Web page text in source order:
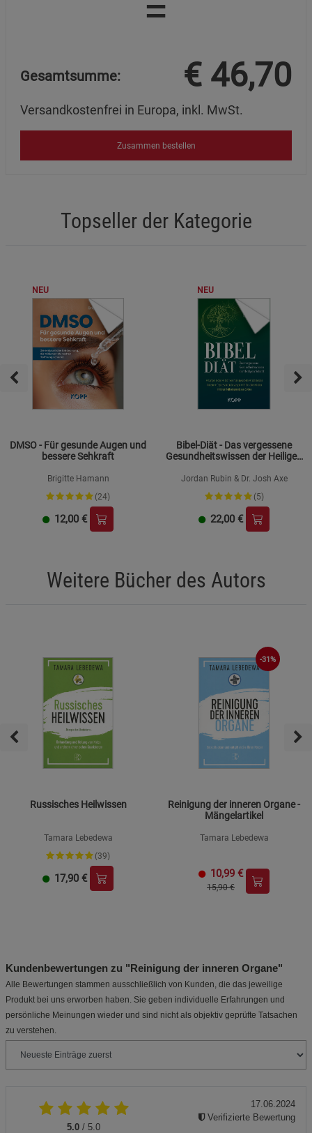
=
Gesamtsumme: € 46,70
Versandkostenfrei in Europa, inkl. MwSt.
Zusammen bestellen
Topseller der Kategorie
NEU
DMSO - Für gesunde Augen und
bessere Sehkraft
Brigitte Hamann
(24)
12,00 €
NEU
Bibel-Diät - Das vergessene
Gesundheitswissen der Heiligen
Jordan Rubin & Dr. Josh Axe
(5)
22,00 €
Weitere Bücher des Autors
Russisches Heilwissen
Tamara Lebedewa
(39)
17,90 €
-31%
Reinigung der inneren Organe -
Mängelartikel
Tamara Lebedewa
10,99 €
15,90 €
Kundenbewertungen zu "Reinigung der inneren Organe"
Alle Bewertungen stammen ausschließlich von Kunden, die das jeweilige
Produkt bei uns erworben haben. Sie geben individuelle Erfahrungen und
persönliche Meinungen wieder und sind nicht als objektiv geprüfte Tatsachen
zu verstehen.
5.0 / 5.0
17.06.2024
Verifizierte Bewertung
anzeigen
Statistik Cookies (2)
Cookie-Informationenanzeigen
Beschreibung Marketing Cookies
anzeigen